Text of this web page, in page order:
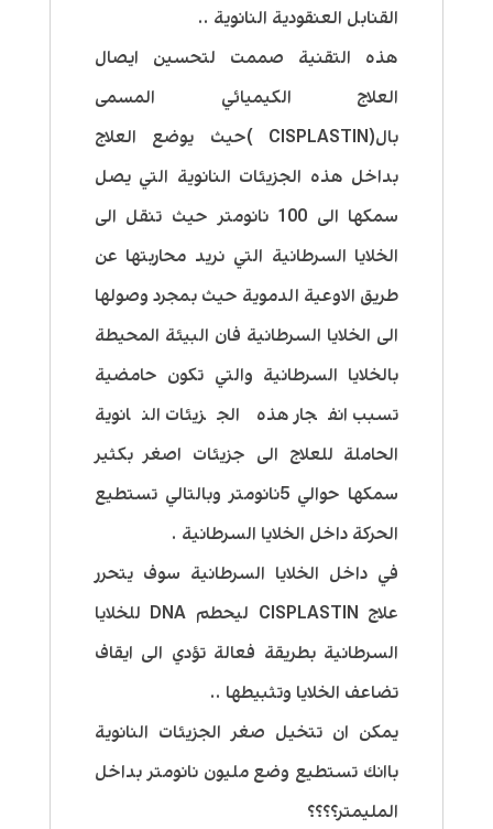
القنابل العنقودية النانوية ..
هذه التقنية صممت لتحسين ايصال
العلاج الكيميائي المسمى
بال(CISPLASTIN )حيث يوضع العلاج
بداخل هذه الجزيئات النانوية التي يصل
سمكها الى 100 نانومتر حيث تنقل الى
الخلايا السرطانية التي نريد محاربتها عن
طريق الاوعية الدموية حيث بمجرد وصولها
الى الخلايا السرطانية فان البيئة المحيطة
بالخلايا السرطانية والتي تكون حامضية
تسبب انفجار هذه الجزيئات النانوية
الحاملة للعلاج الى جزيئات اصغر بكثير
سمكها حوالي 5نانومتر وبالتالي تستطيع
الحركة داخل الخلايا السرطانية .
في داخل الخلايا السرطانية سوف يتحرر
علاج CISPLASTIN ليحطم DNA للخلايا
السرطانية بطريقة فعالة تؤدي الى ايقاف
تضاعف الخلايا وتثبيطها ..
يمكن ان تتخيل صغر الجزيئات النانوية
باانك تستطيع وضع مليون نانومتر بداخل
المليمتر؟؟؟؟